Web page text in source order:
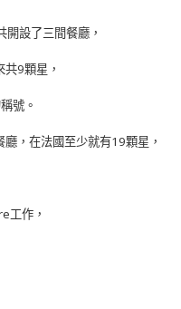
設了三間餐廳，
9顆星，
號。
，在法國至少就有19顆星，
工作，